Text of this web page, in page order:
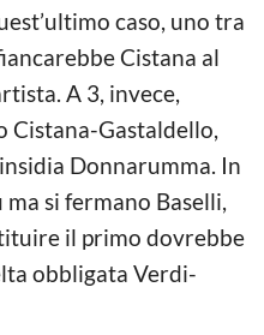
caso, uno tra
Cistana al
A 3, invece,
Cistana-Gastaldello,
Donnarumma. In
si fermano Baselli,
il primo dovrebbe
obbligata Verdi-